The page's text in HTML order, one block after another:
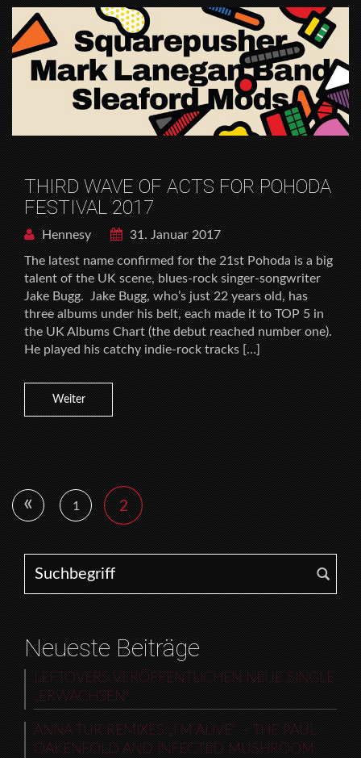
THIRD WAVE OF ACTS FOR POHODA
FESTIVAL 2017
Hennesy
31. Januar 2017
The latest name confirmed for the 21st Pohoda is a big
talent of the UK scene, blues-rock singer-songwriter
Jake Bugg. Jake Bugg, who’s just 22 years old, has
three albums under his belt, each made it to TOP 5 in
the UK Albums Chart (the debut reached number one).
He played his catchy indie-rock tracks […]
Weiter
« 1 2
Search for:
Neueste Beiträge
LEFTOVERS VERÖFFENTLICHEN NEUE SINGLE
„ERWACHSEN“
ANNA TUR REMIXES „I’M ALIVE“ – THE PAUL
OAKENFOLD AND INFECTED MUSHROOM